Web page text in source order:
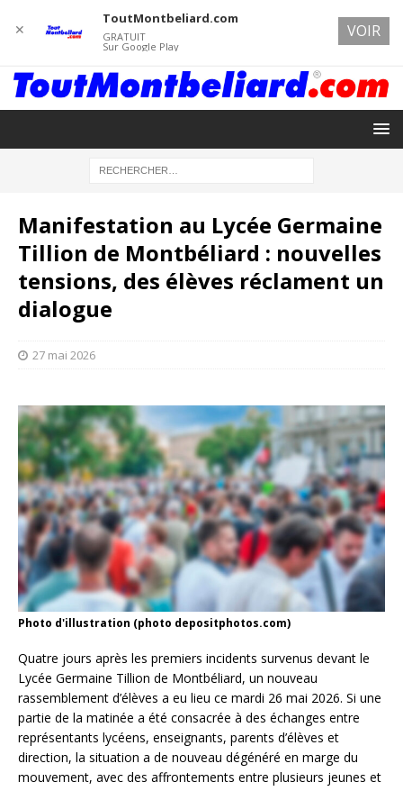
Manifestation au Lycée Germaine
Tillion de Montbéliard : nouvelles
tensions, des élèves réclament un
dialogue
27 mai 2026
Photo d'illustration (photo depositphotos.com)
Quatre jours après les premiers incidents survenus devant le
Lycée Germaine Tillion de Montbéliard, un nouveau
rassemblement d’élèves a eu lieu ce mardi 26 mai 2026. Si une
partie de la matinée a été consacrée à des échanges entre
représentants lycéens, enseignants, parents d’élèves et
direction, la situation a de nouveau dégénéré en marge du
mouvement, avec des affrontements entre plusieurs jeunes et
✕
ToutMontbeliard.com
GRATUIT
Sur Google Play
VOIR